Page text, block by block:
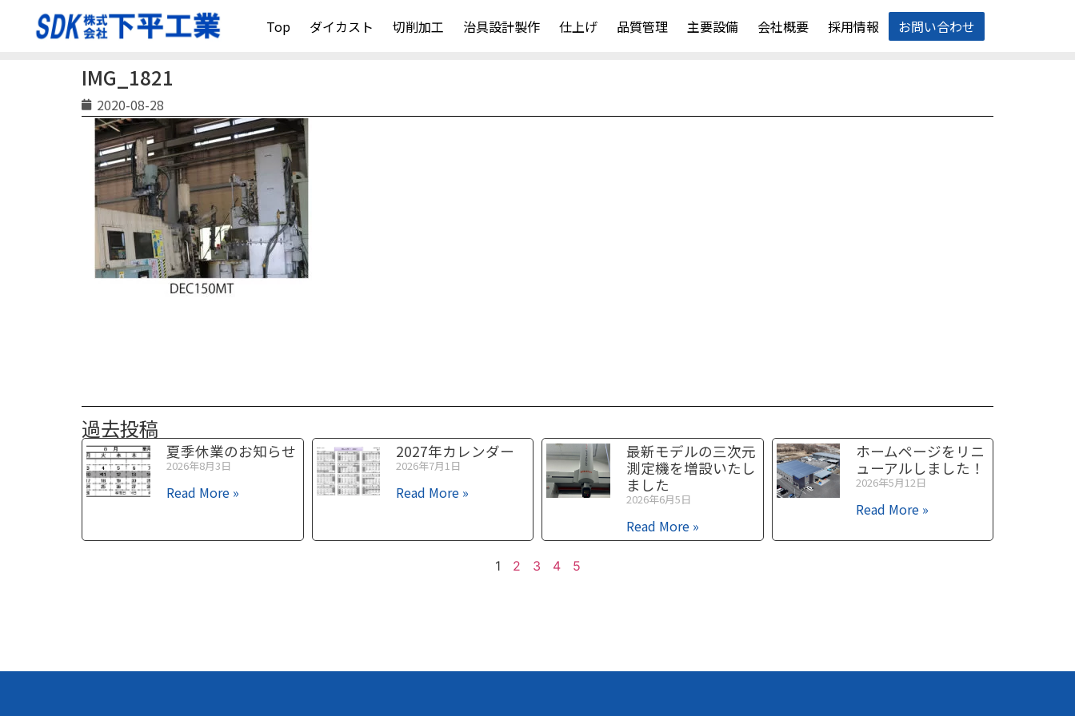
Top ダイカスト 切削加工 治具設計製作 仕上げ 品質管理 主要設備 会社概要 採用情報 お問い合わせ
IMG_1821
2020-08-28
過去投稿
夏季休業のお知らせ
2026年8月3日
Read More »
2027年カレンダー
2026年7月1日
Read More »
最新モデルの三次元
測定機を増設いたし
ました
2026年6月5日
Read More »
ホームページをリニ
ューアルしました！
2026年5月12日
Read More »
1 2 3 4 5